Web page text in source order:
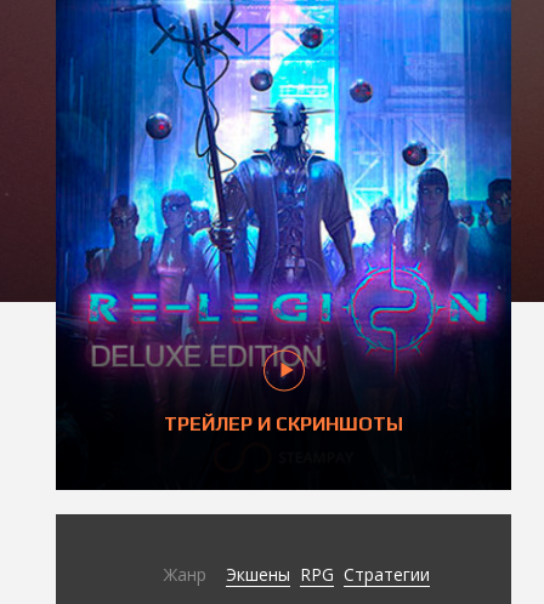
ТРЕЙЛЕР И СКРИНШОТЫ
Жанр Экшены RPG Стратегии